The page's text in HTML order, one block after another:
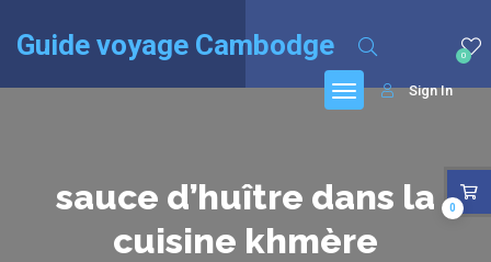
Guide voyage Cambodge 0
Sign In
sauce d’huître dans la
cuisine khmère
0